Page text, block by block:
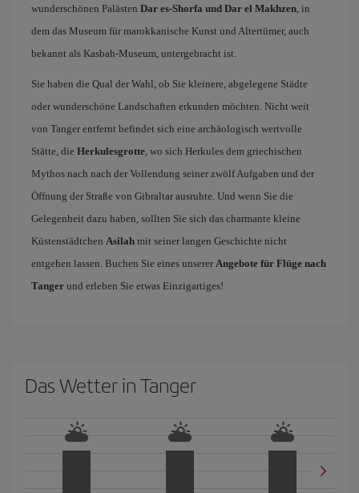
wunderschönen Palästen Dar es-Shorfa und Dar el Makhzen, in
dem das Museum für marokkanische Kunst und Altertümer, auch
bekannt als Kasbah-Museum, untergebracht ist.
Sie haben die Qual der Wahl, ob Sie kleinere, abgelegene Städte
oder wunderschöne Landschaften erkunden möchten. Nicht weit
von Tanger entfernt befindet sich eine archäologisch wertvolle
Stätte, die Herkulesgrotte, wo sich Herkules dem griechischen
Mythos nach nach der Vollendung seiner zwölf Aufgaben und der
Öffnung der Straße von Gibraltar ausruhte. Und wenn Sie die
Gelegenheit dazu haben, sollten Sie sich das charmante kleine
Küstenstädtchen Asilah mit seiner langen Geschichte nicht
entgehen lassen. Buchen Sie eines unserer Angebote für Flüge nach
Tanger und erleben Sie etwas Einzigartiges!
Das Wetter in Tanger